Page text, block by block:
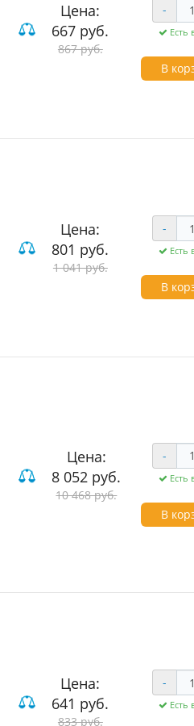
Цена:
667 руб.
867 руб.
-
Есть
В
Цена:
801 руб.
1 041 руб.
-
Есть
В
Цена:
8 052 руб.
10 468 руб.
-
Есть
В
Цена:
641 руб.
833 руб.
-
Есть